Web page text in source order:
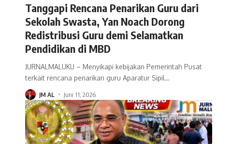
Tanggapi Rencana Penarikan Guru dari
Sekolah Swasta, Yan Noach Dorong
Redistribusi Guru demi Selamatkan
Pendidikan di MBD
JURNALMALUKU – Menyikapi kebijakan Pemerintah Pusat
terkait rencana penarikan guru Aparatur Sipil…
JM AL Juni 11, 2026